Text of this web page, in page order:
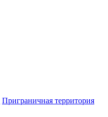
Приграничная территория